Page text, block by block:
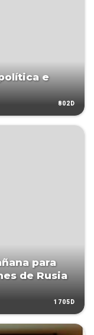
e
802D
para
de Rusia
1705D